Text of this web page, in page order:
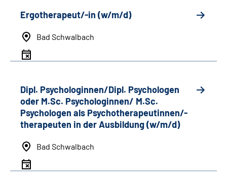
Ergotherapeut/-in (w/m/d)
Bad Schwalbach
Dipl. Psychologinnen/Dipl. Psychologen
oder M.Sc. Psychologinnen/ M.Sc.
Psychologen als Psychotherapeutinnen/-
therapeuten in der Ausbildung (w/m/d)
Bad Schwalbach